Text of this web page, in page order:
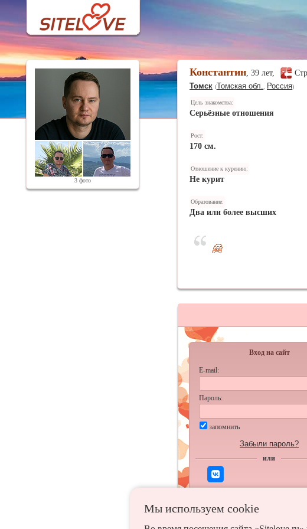
3 фото
Константин, 39 лет,
Томск (Томская обл. Россия)
Цель знакомства:
Серьёзные отношения
Рост:
170 см.
Отношение к курению:
Не курит
Образование:
Два или более высших
🤗
Мы используем сookie
Вход на сайт
E-mail:
Пароль:
запомнить
Забыли пароль?
или